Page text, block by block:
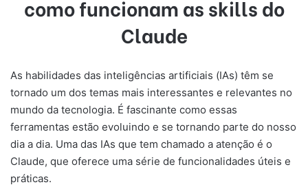
como funcionam as skills do
Claude
As habilidades das inteligências artificiais (IAs) têm se
tornado um dos temas mais interessantes e relevantes no
mundo da tecnologia. É fascinante como essas
ferramentas estão evoluindo e se tornando parte do nosso
dia a dia. Uma das IAs que tem chamado a atenção é o
Claude, que oferece uma série de funcionalidades úteis e
práticas.